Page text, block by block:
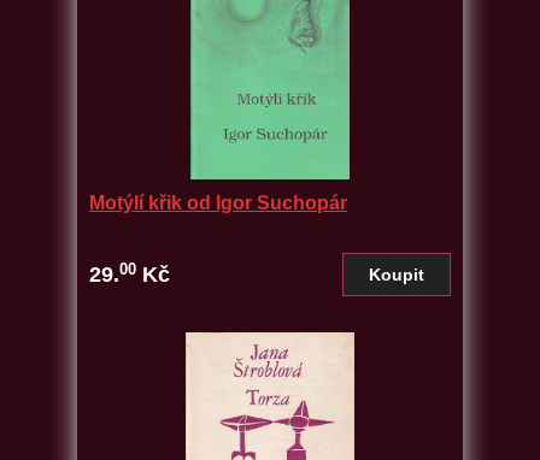
Motýlí křik od Igor Suchopár
29.00 Kč